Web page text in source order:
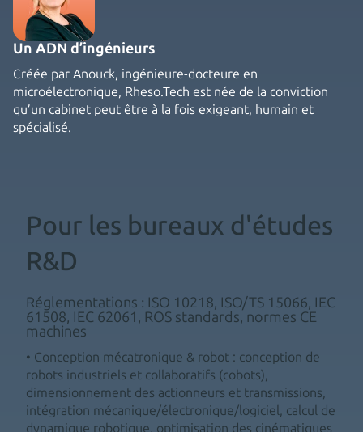
Un ADN d’ingénieurs
Créée par Anouck, ingénieure-docteure en
microélectronique, Rheso.Tech est née de la conviction
qu’un cabinet peut être à la fois exigeant, humain et
spécialisé.
Pour les bureaux d'études
R&D
Réglementations : ISO 10218, ISO/TS 15066, IEC
61508, IEC 62061, ROS standards, normes CE
machines
• Conception mécatronique & robot : conception de
robots industriels et collaboratifs (cobots),
dimensionnement des actionneurs et transmissions,
intégration mécanique/électronique/logiciel, calcul de
dynamique robotique, optimisation des cinématiques